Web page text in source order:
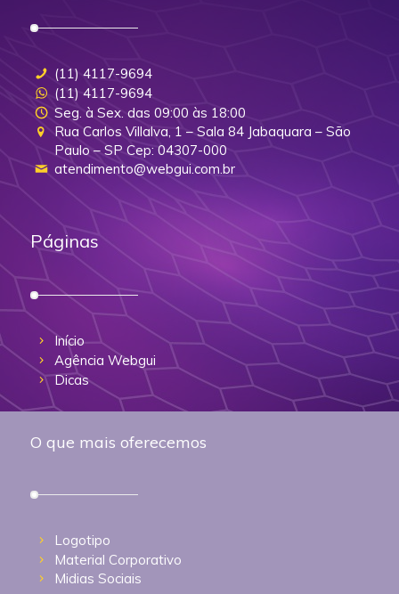
(11) 4117-9694
(11) 4117-9694
Seg. à Sex. das 09:00 às 18:00
Rua Carlos Villalva, 1 – Sala 84 Jabaquara – São
Paulo – SP Cep: 04307-000
atendimento@webgui.com.br
Páginas
Início
Agência Webgui
Dicas
O que mais oferecemos
Logotipo
Material Corporativo
Midias Sociais